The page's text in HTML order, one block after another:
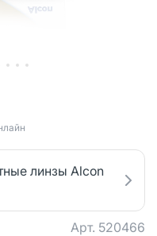
линзы Alcon
Арт. 520466